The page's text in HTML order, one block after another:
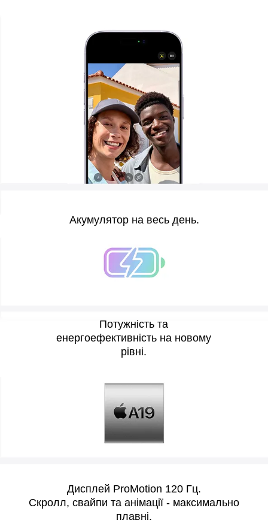
Акумулятор на весь день.
Потужність та
енергоефективність на новому
рівні.
Дисплей ProMotion 120 Гц.
Скролл, свайпи та анімації - максимально
плавні.